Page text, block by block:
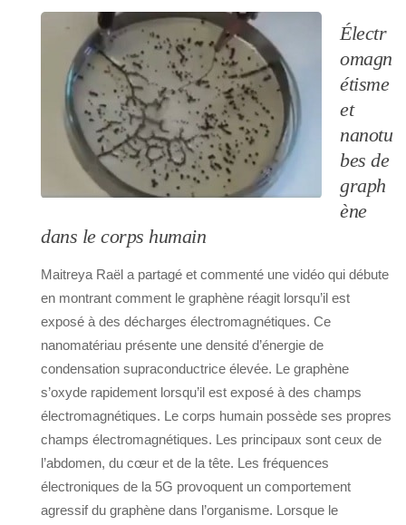
Électr
omagn
étisme
et
nanotu
bes de
graph
ène
dans le corps humain
Maitreya Raël a partagé et commenté une vidéo qui débute
en montrant comment le graphène réagit lorsqu’il est
exposé à des décharges électromagnétiques. Ce
nanomatériau présente une densité d’énergie de
condensation supraconductrice élevée. Le graphène
s’oxyde rapidement lorsqu’il est exposé à des champs
électromagnétiques. Le corps humain possède ses propres
champs électromagnétiques. Les principaux sont ceux de
l’abdomen, du cœur et de la tête. Les fréquences
électroniques de la 5G provoquent un comportement
agressif du graphène dans l’organisme. Lorsque le